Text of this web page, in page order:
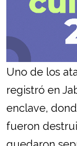
Uno de los
registró en
enclave,
fueron